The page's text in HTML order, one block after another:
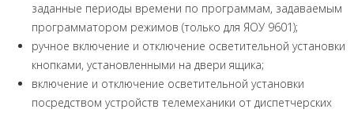
заданные периоды времени по программам, задаваемым
программатором режимов (только для ЯОУ 9601);
ручное включение и отключение осветительной установки
кнопками, установленными на двери ящика;
включение и отключение осветительной установки
посредством устройств телемеханики от диспетчерских